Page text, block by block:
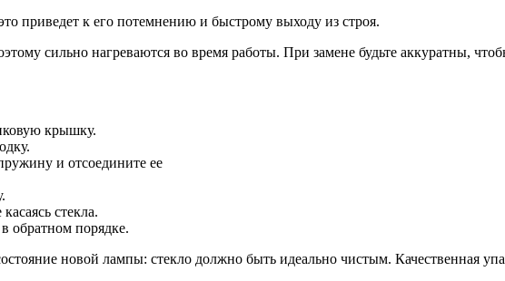
приведет к его потемнению и быстрому выходу из строя.
сильно нагреваются во время работы. При замене будьте аккуратны,
крышку.
и отсоедините ее
стекла.
обратном порядке.
новой лампы: стекло должно быть идеально чистым. Качественная